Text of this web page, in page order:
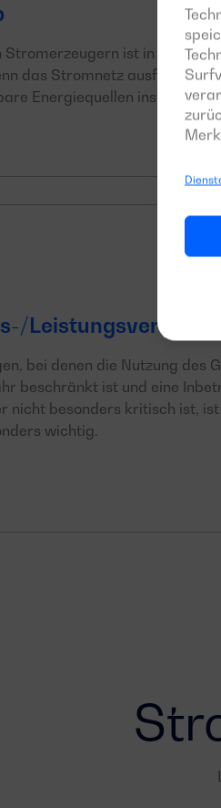
Stromerzeugern ist in der
das Stromnetz ausfällt oder
Energiequellen instabil
Leistungsverhältnis
bei denen die Nutzung des
beschränkt ist und eine
nicht besonders kritisch ist,
wichtig.